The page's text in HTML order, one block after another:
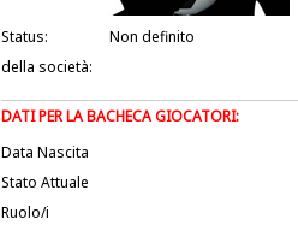
Status:
Non definito
della società:
DATI PER LA BACHECA GIOCATORI:
Data Nascita
Stato Attuale
Ruolo/i